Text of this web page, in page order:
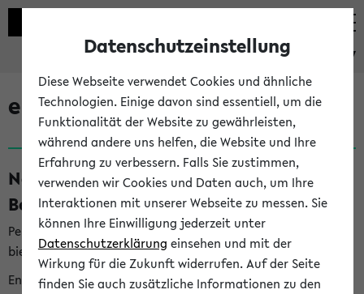
eKVV
eKVV News
Nachhaltigkeitspreis 2026:
Bewerbungsphase gestartet (06.08.26)
Per E-Mail eingestellt von nachhaltigkeitsbuero@uni-
bielefeld.de an den Verteiler 'Alle Studierenden':
English version below
Datenschutzeinstellung
Diese Webseite verwendet Cookies und ähnliche
Technologien. Einige davon sind essentiell, um die
Funktionalität der Website zu gewährleisten,
während andere uns helfen, die Website und Ihre
Erfahrung zu verbessern. Falls Sie zustimmen,
verwenden wir Cookies und Daten auch, um Ihre
Interaktionen mit unserer Webseite zu messen. Sie
können Ihre Einwilligung jederzeit unter
Datenschutzerklärung einsehen und mit der
Wirkung für die Zukunft widerrufen. Auf der Seite
finden Sie auch zusätzliche Informationen zu den